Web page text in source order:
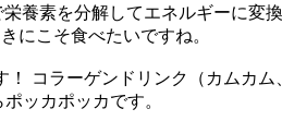
養素を分解してエネルギーに変
にこそ食べたいですね。
！ コラーゲンドリンク（カムカ
ッカポッカです。